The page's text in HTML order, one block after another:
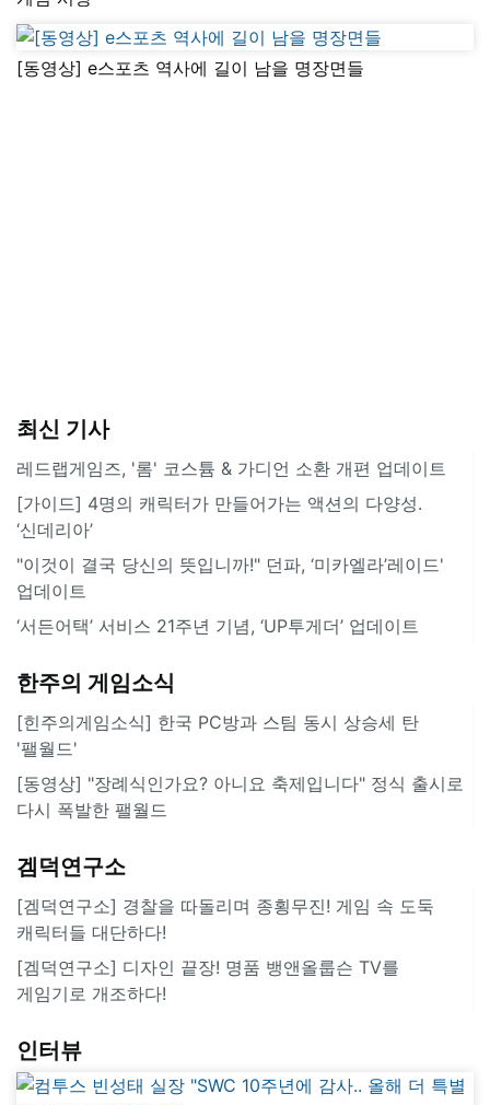
[동영상] e스포츠 역사에 길이 남을 명장면들
최신 기사
레드랩게임즈, '롬' 코스튬 & 가디언 소환 개편 업데이트
[가이드] 4명의 캐릭터가 만들어가는 액션의 다양성.
‘신데리아’
"이것이 결국 당신의 뜻입니까!" 던파, ‘미카엘라’레이드'
업데이트
‘서든어택’ 서비스 21주년 기념, ‘UP투게더’ 업데이트
한주의 게임소식
[힌주의게임소식] 한국 PC방과 스팀 동시 상승세 탄
'팰월드'
[동영상] "장례식인가요? 아니요 축제입니다" 정식 출시로
다시 폭발한 팰월드
겜덕연구소
[겜덕연구소] 경찰을 따돌리며 종횡무진! 게임 속 도둑
캐릭터들 대단하다!
[겜덕연구소] 디자인 끝장! 명품 뱅앤올룹슨 TV를
게임기로 개조하다!
인터뷰